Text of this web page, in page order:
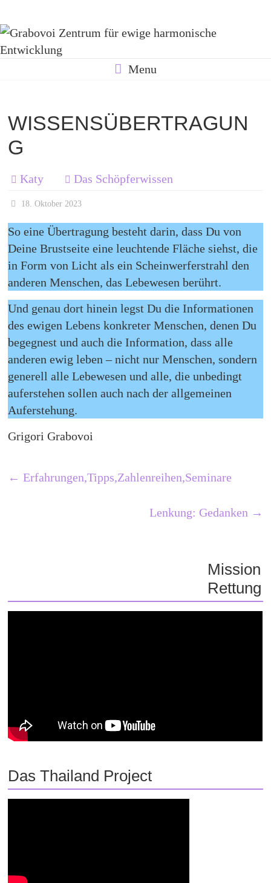
toGrabovoi
Zentrum
für
ewige
harmonische
Entwicklung
Menu
WISSENSÜBERTRAGUN
G
Katy Das Schöpferwissen
18. Oktober 2023
So eine Übertragung besteht darin, dass Du von
Deine Brustseite eine leuchtende Fläche siehst, die
in Form von Licht als ein Scheinwerferstrahl den
anderen Menschen, das Lebewesen berührt.
Und genau dort hinein legst Du die Informationen
des ewigen Lebens konkreter Menschen, denen Du
begegnest und auch die Information, dass alle
anderen ewig leben – nicht nur Menschen, sondern
generell alle Lebewesen und alle, die unbedingt
auferstehen sollen auch nach der allgemeinen
Auferstehung.
Grigori Grabovoi
← Erfahrungen,Tipps,Zahlenreihen,Seminare
Lenkung: Gedanken →
Mission
Rettung
Das Thailand Project